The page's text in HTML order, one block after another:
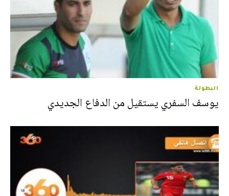
البطولة
يوسف السفري يستقيل من الدفاع الجديدي